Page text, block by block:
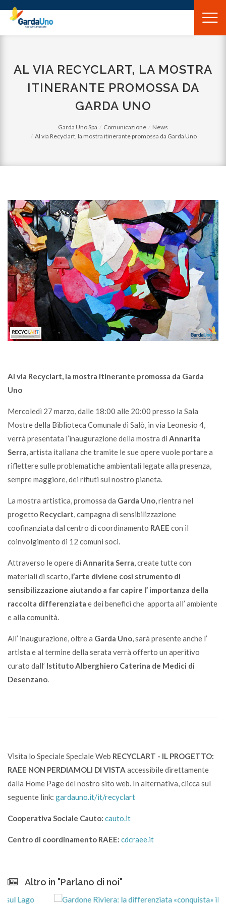
Gardauno
Spa
AL VIA RECYCLART, LA MOSTRA
ITINERANTE PROMOSSA DA
GARDA UNO
Garda Uno Spa Comunicazione
News
Al via Recyclart, la mostra itinerante promossa da Garda Uno
Al via Recyclart, la mostra itinerante promossa da Garda
Uno
Mercoledì 27 marzo, dalle 18:00 alle 20:00 presso la Sala
Mostre della Biblioteca Comunale di Salò, in via Leonesio 4,
verrà presentata l’inaugurazione della mostra di Annarita
Serra, artista italiana che tramite le sue opere vuole portare a
riflettere sulle problematiche ambientali legate alla presenza,
sempre maggiore, dei rifiuti sul nostro pianeta.
La mostra artistica, promossa da Garda Uno, rientra nel
progetto Recyclart, campagna di sensibilizzazione
coofinanziata dal centro di coordinamento RAEE con il
coinvolgimento di 12 comuni soci.
Attraverso le opere di Annarita Serra, create tutte con
materiali di scarto, l’arte diviene così strumento di
sensibilizzazione aiutando a far capire l’ importanza della
raccolta differenziata e dei benefici che apporta all’ ambiente
e alla comunità.
All’ inaugurazione, oltre a Garda Uno, sarà presente anche l’
artista e al termine della serata verrà offerto un aperitivo
curato dall’ Istituto Alberghiero Caterina de Medici di
Desenzano.
Visita lo Speciale Speciale Web RECYCLART - IL PROGETTO:
RAEE NON PERDIAMOLI DI VISTA accessibile direttamente
dalla Home Page del nostro sito web. In alternativa, clicca sul
seguente link: gardauno.it/it/recyclart
Cooperativa Sociale Cauto: cauto.it
Centro di coordinamento RAEE: cdcraee.it
Altro in "Parlano di noi"